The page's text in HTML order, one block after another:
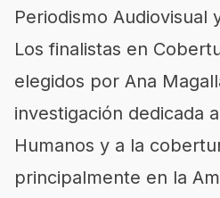
Periodismo Audiovisual
Los finalistas en
elegidos por Ana
investigación dedicada
Humanos y a la
principalmente en la